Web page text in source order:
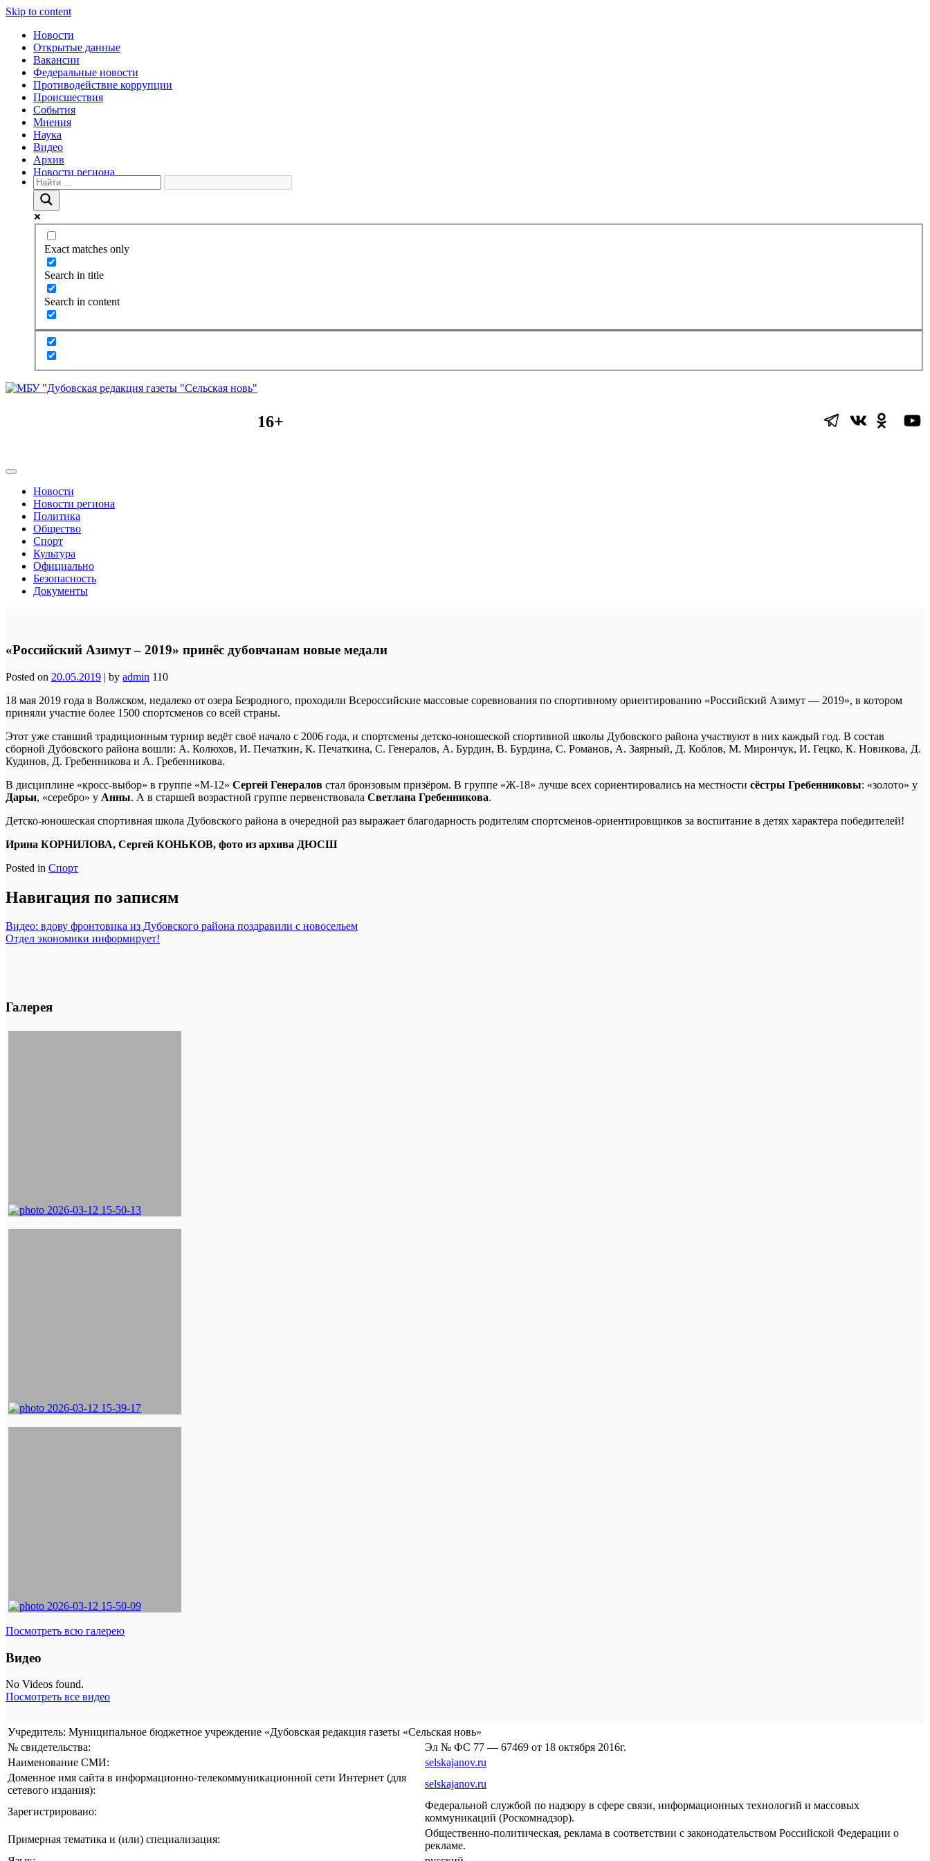
Skip to content
Новости
Открытые данные
Вакансии
Федеральные новости
Противодействие коррупции
Происшествия
События
Мнения
Наука
Видео
Архив
Новости региона
Exact matches only
Search in title
Search in content
16+
Новости
Новости региона
Политика
Общество
Спорт
Культура
Официально
Безопасность
Документы
«Российский Азимут – 2019» принёс дубовчанам новые медали
Posted on 20.05.2019 | by admin 110
18 мая 2019 года в Волжском, недалеко от озера Безродного, проходили Всероссийские массовые соревнования по спортивному ориентированию «Российский Азимут — 2019», в котором
приняли участие более 1500 спортсменов со всей страны.
Этот уже ставший традиционным турнир ведёт своё начало с 2006 года, и спортсмены детско-юношеской спортивной школы Дубовского района участвуют в них каждый год. В состав
сборной Дубовского района вошли: А. Колюхов, И. Печаткин, К. Печаткина, С. Генералов, А. Бурдин, В. Бурдина, С. Романов, А. Заярный, Д. Коблов, М. Мирончук, И. Гецко, К. Новикова, Д.
Кудинов, Д. Гребенникова и А. Гребенникова.
В дисциплине «кросс-выбор» в группе «М-12» Сергей Генералов стал бронзовым призёром. В группе «Ж-18» лучше всех сориентировались на местности сёстры Гребенниковы: «золото» у
Дарьи, «серебро» у Анны. А в старшей возрастной группе первенствовала Светлана Гребенникова.
Детско-юношеская спортивная школа Дубовского района в очередной раз выражает благодарность родителям спортсменов-ориентировщиков за воспитание в детях характера победителей!
Ирина КОРНИЛОВА, Сергей КОНЬКОВ, фото из архива ДЮСШ
Posted in Спорт
Навигация по записям
Видео: вдову фронтовика из Дубовского района поздравили с новосельем
Отдел экономики информирует!
Галерея
Посмотреть всю галерею
Видео
No Videos found.
Посмотреть все видео
Учредитель: Муниципальное бюджетное учреждение «Дубовская редакция газеты «Сельская новь»
№ свидетельства:
Эл № ФС 77 — 67469 от 18 октября 2016г.
Наименование СМИ:
selskajanov.ru
Доменное имя сайта в информационно-телекоммуникационной сети Интернет (для
сетевого издания):
selskajanov.ru
Зарегистрировано:
Федеральной службой по надзору в сфере связи, информационных технологий и массовых
коммуникаций (Роскомнадзор).
Примерная тематика и (или) специализация:
Общественно-политическая, реклама в соответствии с законодательством Российской Федерации о
рекламе.